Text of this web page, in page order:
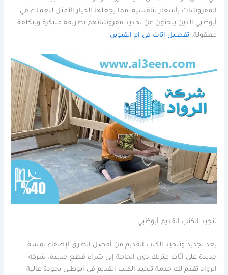
المفروشات بأسعار تنافسية، مما يجعلها الخيار الأمثل للعملاء في
أبوظبي الذين يبحثون عن تجديد مفروشاتهم بطريقة مبتكرة وبتكلفة
معقولة. تفصيل اثاث في ام القيوين
تنجيد الكنب القديم أبوظبي
يعد تجديد وتنجيد الكنب القديم من أفضل الطرق لإضفاء لمسة
جديدة على أثاث منزلك دون الحاجة إلى شراء قطع جديدة. شركة
الرواد تقدم لك خدمة تنجيد الكنب القديم في أبوظبي بجودة عالية